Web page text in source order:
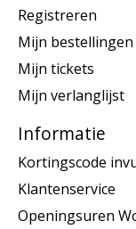
Registreren
Mijn bestellingen
Mijn tickets
Mijn verlanglijst
Informatie
Kortingscode
Klantenservice
Openingsuren